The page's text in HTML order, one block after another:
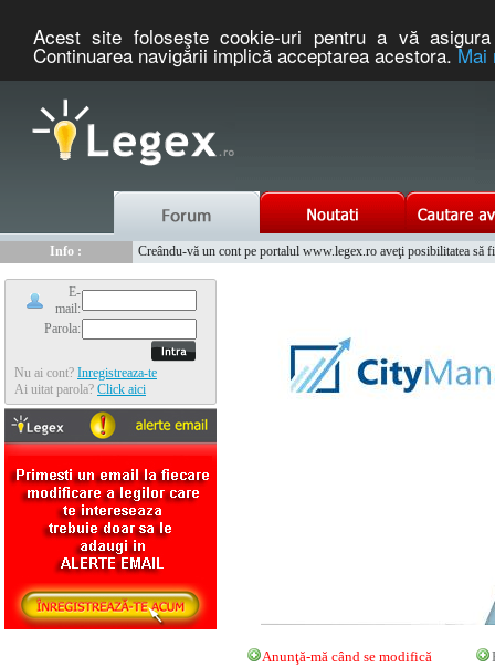
Acest site foloseşte cookie-uri pentru a vă
Continuarea navigării implică acceptarea acestora.Mai
Info :
www.tntauto.ro - Managementul Integrat al Parcului Auto
E-
mail:
Parola:
Nu ai cont? Inregistreaza-te
Ai uitat parola? Click aici
Anunţă-mă când se modifică